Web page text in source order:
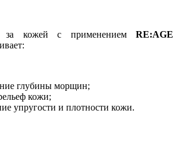
за кожей с применением RE:AGE
глубины морщин;
кожи;
упругости и плотности кожи.